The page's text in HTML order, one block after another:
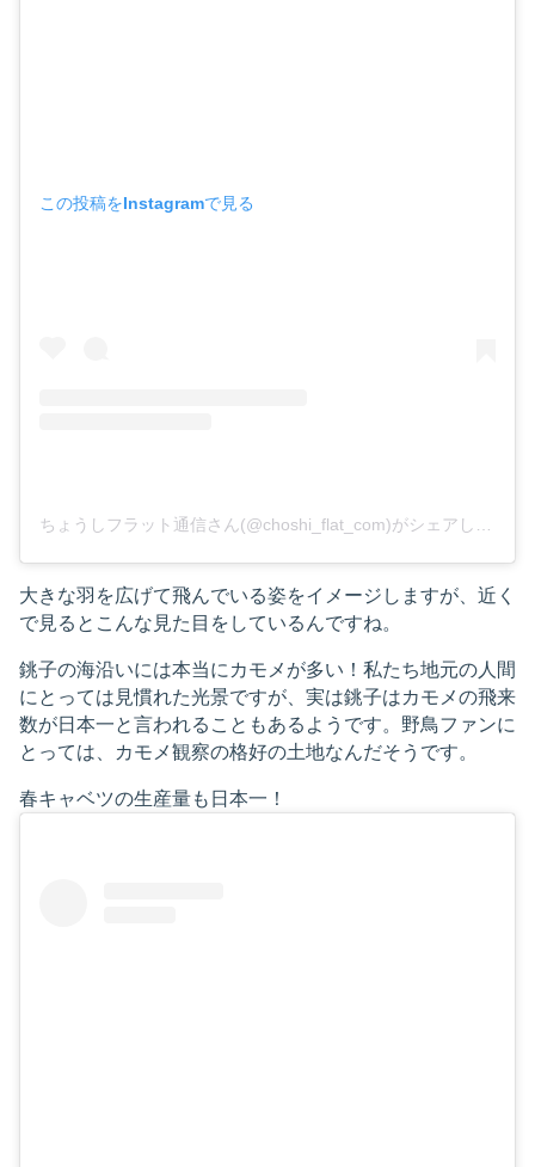
この投稿をInstagramで見る
ちょうしフラット通信さん(@choshi_flat_com)がシェアした投稿
大きな羽を広げて飛んでいる姿をイメージしますが、近く
で見るとこんな見た目をしているんですね。
銚子の海沿いには本当にカモメが多い！私たち地元の人間
にとっては見慣れた光景ですが、実は銚子はカモメの飛来
数が日本一と言われることもあるようです。野鳥ファンに
とっては、カモメ観察の格好の土地なんだそうです。
春キャベツの生産量も日本一！